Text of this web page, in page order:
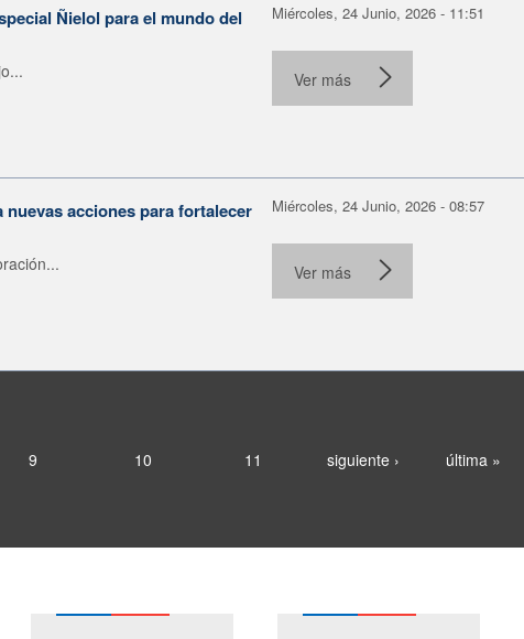
Ñielol para el mundo del
Miércoles, 24 Junio, 2026 - 11:51
Ver más
acciones para fortalecer
Miércoles, 24 Junio, 2026 - 08:57
Ver más
9 10 11 siguiente › última »